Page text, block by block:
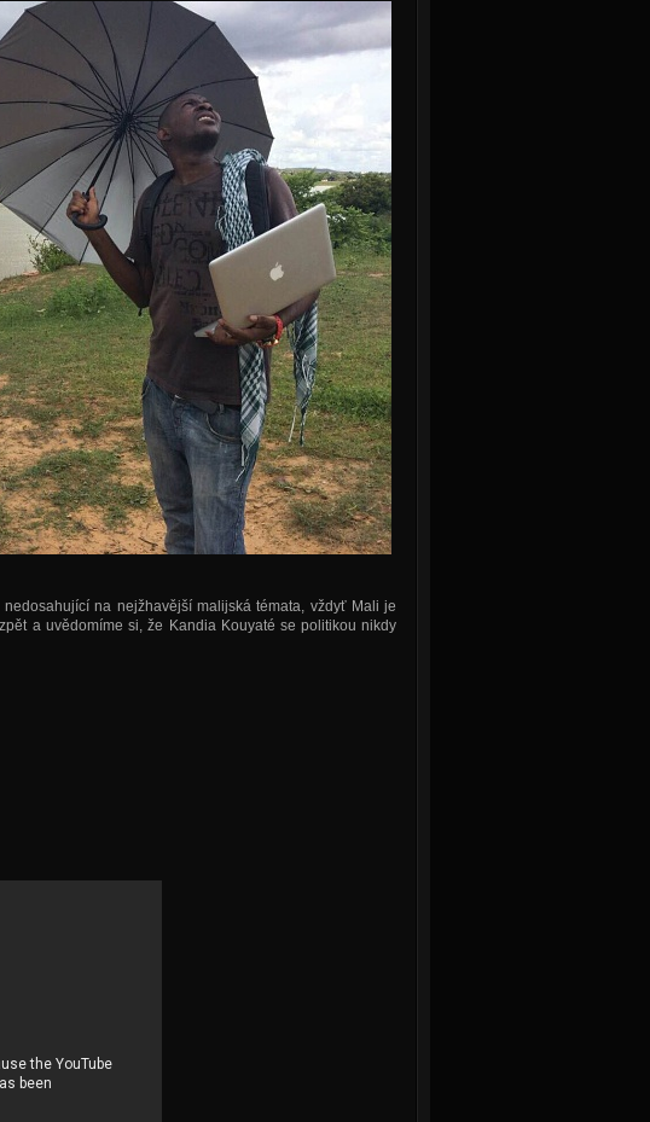
na nejžhavější malijská témata, vždyť Mali je
a uvědomíme si, že Kandia Kouyaté se politikou nikdy